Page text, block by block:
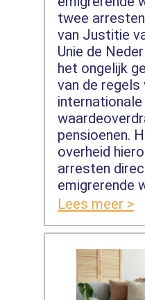
twee
van Justitie
Unie de
het ongelijk
van de regels
internationale
pensioenen.
overheid
arresten
emigrerende
Lees meer >